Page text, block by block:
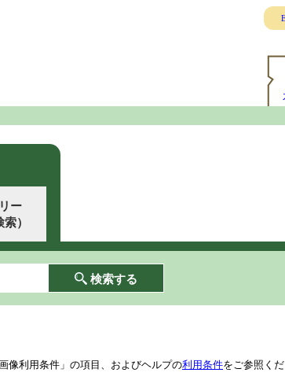
ー
）
検索する
像利用条件」の項目、およびヘルプの利用条件をご参照く